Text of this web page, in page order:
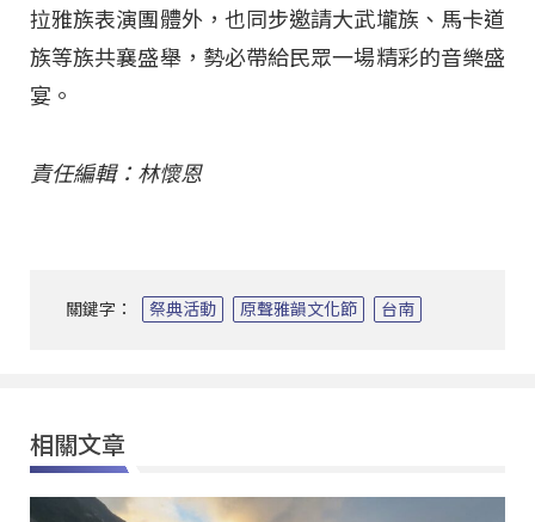
拉雅族表演團體外，也同步邀請大武壠族、馬卡道
族等族共襄盛舉，勢必帶給民眾一場精彩的音樂盛
宴。
責任編輯：林懷恩
關鍵字： 祭典活動 原聲雅韻文化節 台南
相關文章